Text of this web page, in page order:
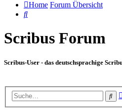
Home Forum Übersicht
Suche
Scribus Forum
Scribus-User - das deutschsprachige